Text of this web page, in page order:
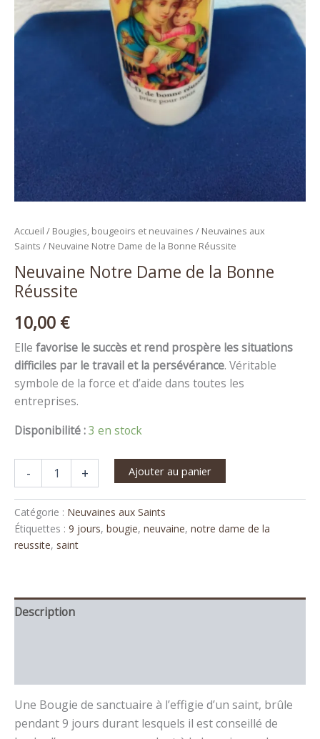
Accueil / Bougies, bougeoirs et neuvaines / Neuvaines aux
Saints / Neuvaine Notre Dame de la Bonne Réussite
Neuvaine Notre Dame de la Bonne
Réussite
10,00 €
Elle favorise le succès et rend prospère les situations
difficiles par le travail et la persévérance. Véritable
symbole de la force et d’aide dans toutes les
entreprises.
Disponibilité :3 en stock
- + Ajouter au panier
Catégorie : Neuvaines aux Saints
Étiquettes : 9 jours, bougie, neuvaine, notre dame de la
reussite, saint
Description
Une Bougie de sanctuaire à l’effigie d’un saint, brûle
pendant 9 jours durant lesquels il est conseillé de